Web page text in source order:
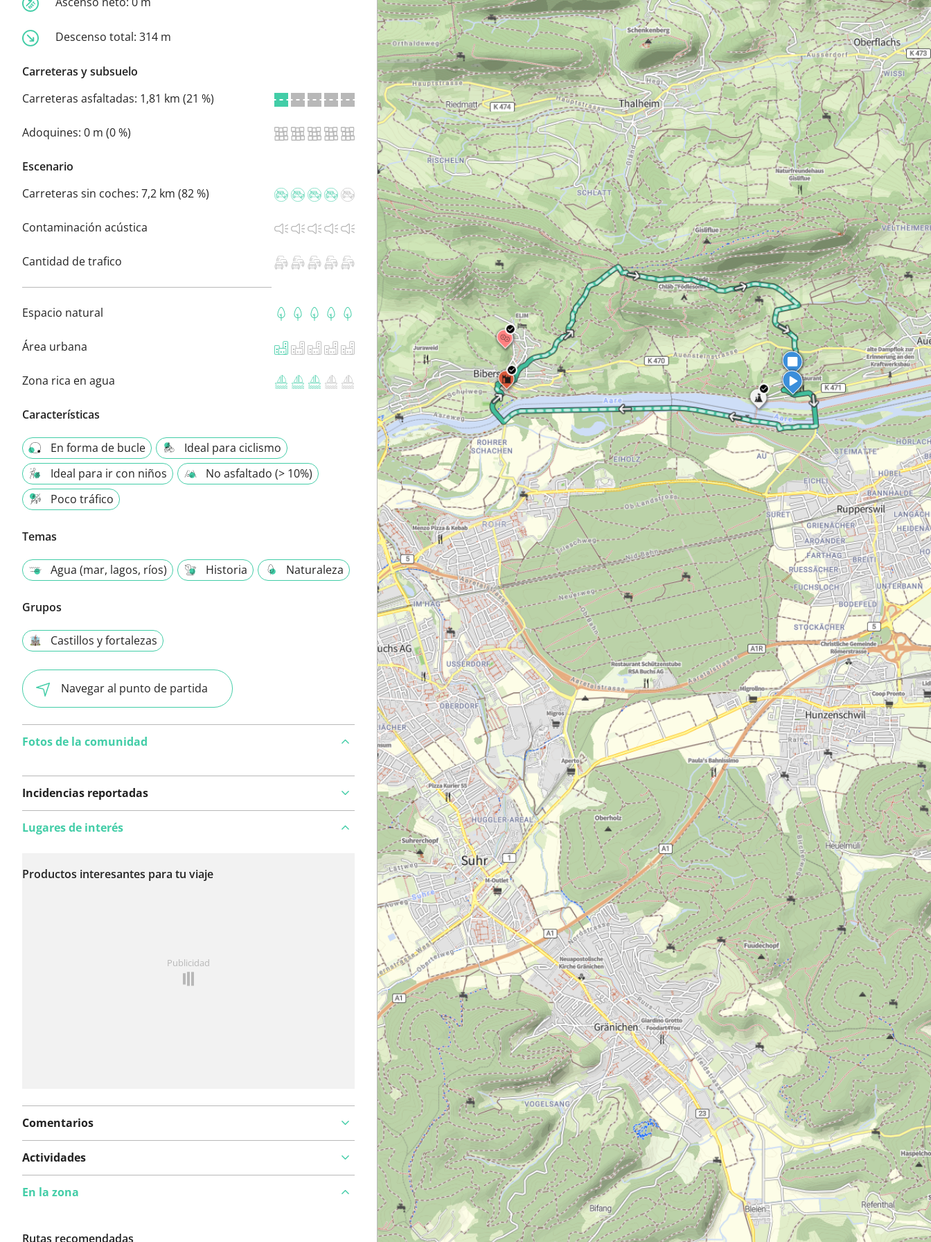
Descenso total: 314 m
Carreteras y subsuelo
Carreteras asfaltadas: 1,81 km (21 %)
Adoquines: 0 m (0 %)
Escenario
Carreteras sin coches: 7,2 km (82 %)
Contaminación acústica
Cantidad de trafico
Espacio natural
Área urbana
Zona rica en agua
Características
En forma de bucle
Ideal para ciclismo
Ideal para ir con niños
No asfaltado (> 10%)
Poco tráfico
Temas
Agua (mar, lagos, ríos) Historia Naturaleza
Grupos
Castillos y fortalezas
Navegar al punto de partida
Fotos de la comunidad
Incidencias reportadas
reportado incidencias
Lugares de interés
Productos interesantes para tu viaje
Publicidad
Comentarios
Actividades
En la zona
Rutas recomendadas